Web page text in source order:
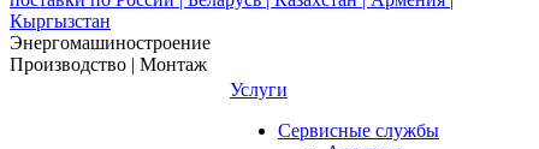
Энергомашиностроение
Производство | Монтаж
Услуги
Сервисные службы